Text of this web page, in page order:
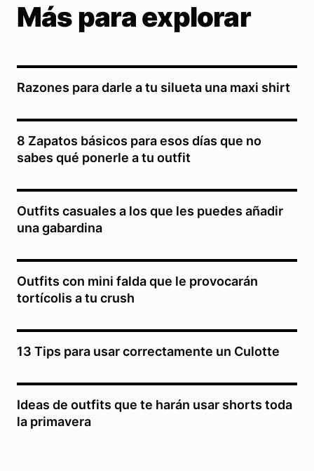
Más para explorar
Razones para darle a tu silueta una maxi shirt
8 Zapatos básicos para esos días que no
sabes qué ponerle a tu outfit
Outfits casuales a los que les puedes añadir
una gabardina
Outfits con mini falda que le provocarán
tortícolis a tu crush
13 Tips para usar correctamente un Culotte
Ideas de outfits que te harán usar shorts toda
la primavera